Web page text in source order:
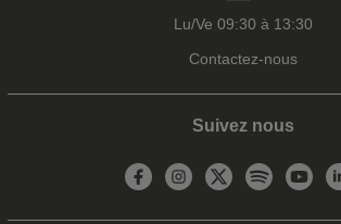
Lu/Ve 09:30 à 13:30
Contactez-nous
Suivez nous